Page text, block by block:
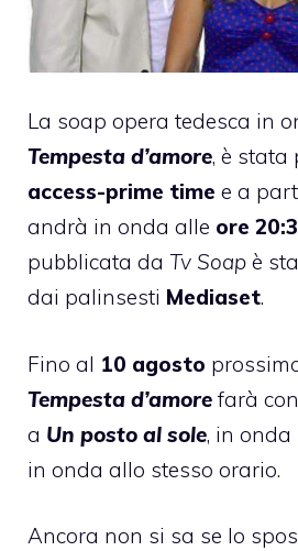
La soap opera tedesca in
Tempesta d’amore, è stata
access-prime time e a
andrà in onda alle ore
pubblicata da Tv Soap è
dai palinsesti Mediaset.
Fino al 10 agosto
Tempesta d’amore farà
a Un posto al sole, in onda
in onda allo stesso orario.
Ancora non si sa se lo